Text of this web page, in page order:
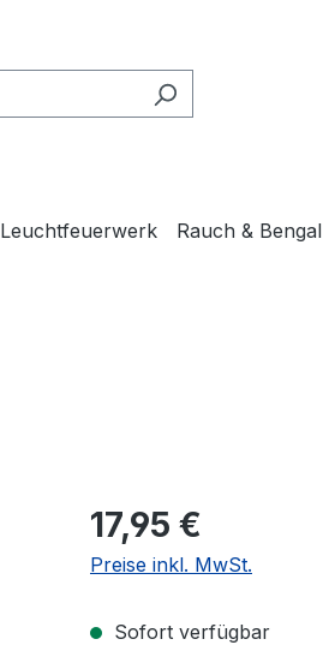
Leuchtfeuerwerk Rauch & Bengal
17,95 €
Preise inkl. MwSt.
Sofort verfügbar